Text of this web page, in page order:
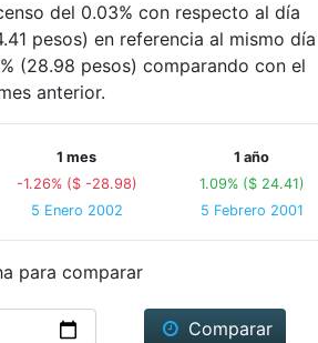
del 0.03% con respecto al día
pesos) en referencia al mismo día
(28.98 pesos) comparando con el
anterior.
1 mes
-1.26% ($ -28.98)
5 Enero 2002
1 año
1.09% ($ 24.41)
5 Febrero 2001
para comparar
Comparar